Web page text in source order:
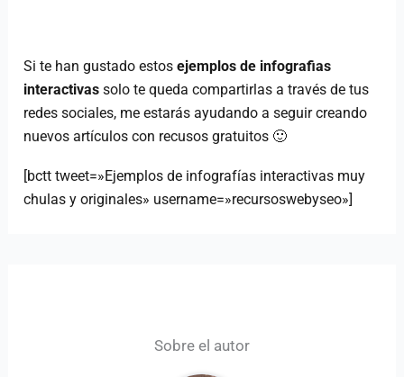
Si te han gustado estosejemplos de infografias
interactivas solo te queda compartirlas a través de tus
redes sociales, me estarás ayudando a seguir creando
nuevos artículos con recusos gratuitos 🙂
[bctt tweet=»Ejemplos de infografías interactivas muy
chulas y originales» username=»recursoswebyseo»]
Sobre el autor